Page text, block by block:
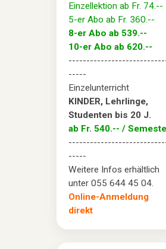
Einzellektion ab Fr. 74.--
5-er Abo ab Fr. 360.--
8-er Abo ab 539.--
10-er Abo ab 620.--
-----
Einzelunterricht
KINDER, Lehrlinge,
Studenten bis 20 J.
ab Fr. 540.-- /
-----
Weitere Infos erhältlich
unter 055 644 45 04.
Online-Anmeldung
direkt